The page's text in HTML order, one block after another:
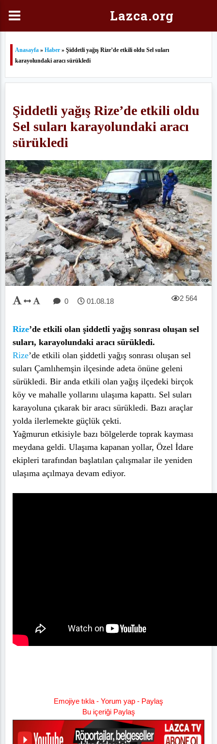
Lazca.org
Anasayfa » Haber » Şiddetli yağış Rize’de etkili oldu Sel suları
karayolundaki aracı sürükledi
Şiddetli yağış Rize’de etkili oldu
Sel suları karayolundaki aracı
sürükledi
0 01.08.18 2 564
Rize’de etkili olan şiddetli yağış sonrası oluşan sel
suları, karayolundaki aracı sürükledi.
Rize’de etkili olan şiddetli yağış sonrası oluşan sel
suları Çamlıhemşin ilçesinde adeta önüne geleni
sürükledi. Bir anda etkili olan yağış ilçedeki birçok
köy ve mahalle yollarını ulaşıma kapattı. Sel suları
karayoluna çıkarak bir aracı sürükledi. Bazı araçlar
yolda ilerlemekte güçlük çekti.
Yağmurun etkisiyle bazı bölgelerde toprak kayması
meydana geldi. Ulaşıma kapanan yollar, Özel İdare
ekipleri tarafından başlatılan çalışmalar ile yeniden
ulaşıma açılmaya devam ediyor.
Emojiye tıkla - Yorum yap - Paylaş
Bu içeriği Paylaş